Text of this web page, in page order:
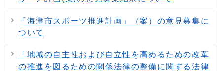
「海津市スポーツ推進計画」（案）の意見募集に
ついて
「地域の自主性および自立性を高めるための改革
の推進を図るための関係法律の整備に関する法律